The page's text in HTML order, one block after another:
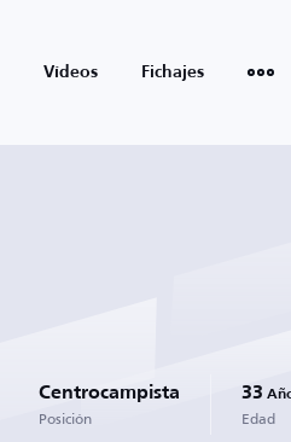
Vídeos Fichajes
Centrocampista
Posición
33
Edad